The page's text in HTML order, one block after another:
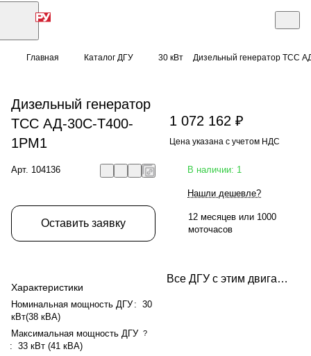
Главная Каталог ДГУ 30 кВт Дизельный генератор ТСС
Дизельный генератор
ТСС АД-30С-Т400-
1РМ1
Арт. 104136
Оставить заявку
Характеристики
Номинальная мощность ДГУ : 30
кВт(38 кВА)
Максимальная мощность ДГУ ?
: 33 кВт (41 кВА)
1 072 162 ₽
Цена указана с учетом НДС
В наличии: 1
Нашли дешевле?
12 месяцев или 1000
моточасов
Все ДГУ с этим двигателем